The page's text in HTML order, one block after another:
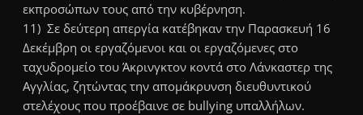
εκπροσώπων τους από την κυβέρνηση.
11) Σε δεύτερη απεργία κατέβηκαν την Παρασκευή 16
Δεκέμβρη οι εργαζόμενοι και οι εργαζόμενες στο
ταχυδρομείο του Άκρινγκτον κοντά στο Λάνκαστερ της
Αγγλίας, ζητώντας την απομάκρυνση διευθυντικού
στελέχους που προέβαινε σε bullying υπαλλήλων.